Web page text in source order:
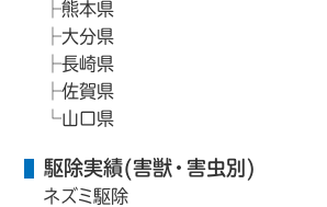
熊本県
大分県
長崎県
佐賀県
山口県
駆除実績(害獣・害虫別)
ネズミ駆除